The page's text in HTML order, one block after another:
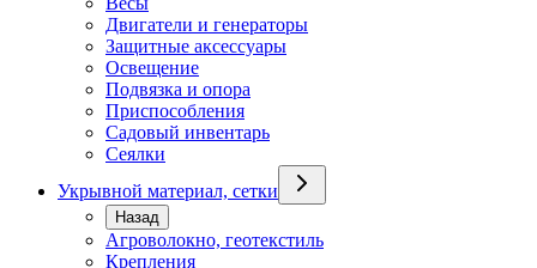
Двигатели и генераторы
Защитные аксессуары
Освещение
Подвязка и опора
Приспособления
Садовый инвентарь
Сеялки
Укрывной материал, сетки
Назад
Агроволокно, геотекстиль
Крепления